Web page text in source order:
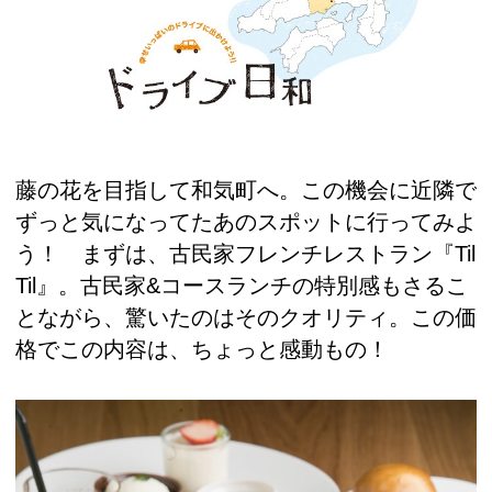
藤の花を目指して和気町へ。この機会に近隣で
ずっと気になってたあのスポットに行ってみよ
う！ まずは、古民家フレンチレストラン『Til
Til』。古民家&コースランチの特別感もさるこ
とながら、驚いたのはそのクオリティ。この価
格でこの内容は、ちょっと感動もの！